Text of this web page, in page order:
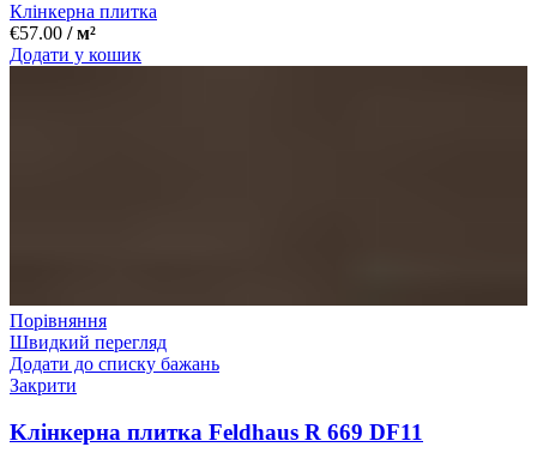
Клінкерна плитка
€57.00 / м²
Додати у кошик
Порівняння
Швидкий перегляд
Додати до списку бажань
Закрити
Kлінкерна плитка Feldhaus R 669 DF11